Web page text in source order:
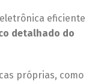
eficiente
detalhado do
próprias, como